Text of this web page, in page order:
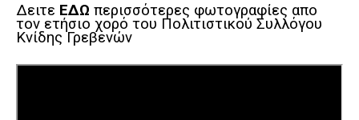
Δειτε ΕΔΩ περισσότερες φωτογραφίες απο
τον ετήσιο χορό του Πολιτιστικού Συλλόγου
Κνίδης Γρεβενών